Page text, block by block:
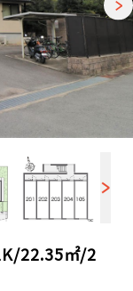
22.35㎡/2